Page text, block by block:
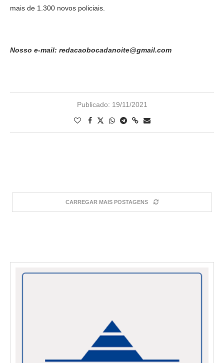
mais de 1.300 novos policiais.
Nosso e-mail: redacaobocadanoite@gmail.com
Publicado: 19/11/2021
CARREGAR MAIS POSTAGENS